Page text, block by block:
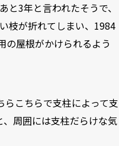
3年と言われたそうで、
枝が折れてしまい、1984
の屋根がかけられるよう
こちらで支柱によって支
周囲には支柱だらけな気